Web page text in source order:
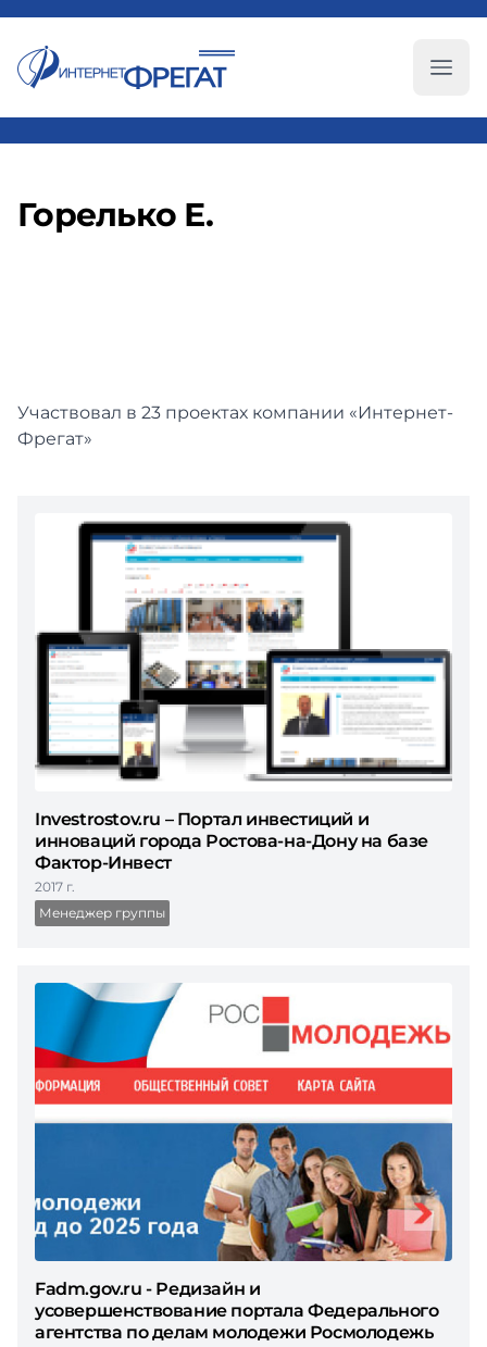
Горелько Е.
Участвовал в 23 проектах компании «Интернет-
Фрегат»
Investrostov.ru – Портал инвестиций и
инноваций города Ростова-на-Дону на базе
Фактор-Инвест
2017 г.
Менеджер группы
Fadm.gov.ru - Редизайн и
усовершенствование портала Федерального
агентства по делам молодежи Росмолодежь